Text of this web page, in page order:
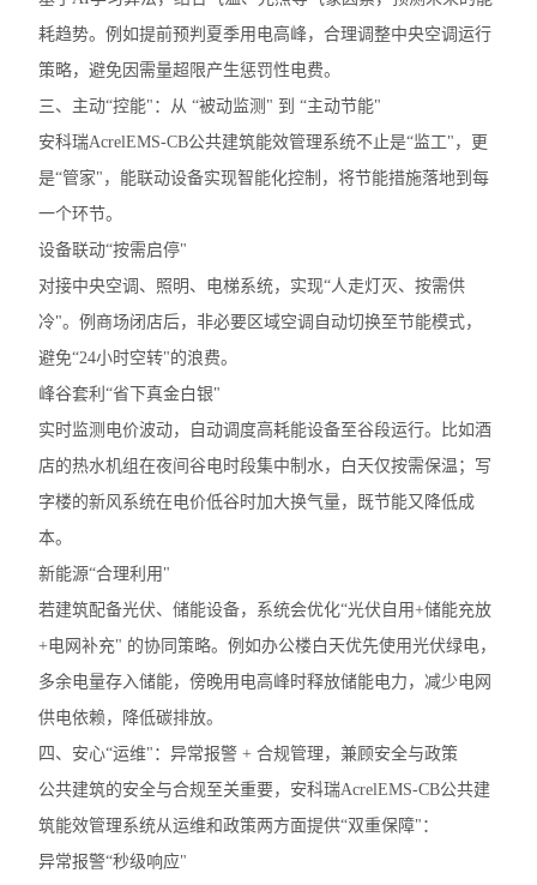
耗趋势。例如提前预判夏季用电高峰，合理调整中央空调运行
策略，避免因需量超限产生惩罚性电费。
三、主动“控能"：从 “被动监测" 到 “主动节能"
安科瑞AcrelEMS-CB公共建筑能效管理系统不止是“监工"，更
是“管家"，能联动设备实现智能化控制，将节能措施落地到每
一个环节。
设备联动“按需启停"
对接中央空调、照明、电梯系统，实现“人走灯灭、按需供
冷"。例商场闭店后，非必要区域空调自动切换至节能模式，
避免“24小时空转"的浪费。
峰谷套利“省下真金白银"
实时监测电价波动，自动调度高耗能设备至谷段运行。比如酒
店的热水机组在夜间谷电时段集中制水，白天仅按需保温；写
字楼的新风系统在电价低谷时加大换气量，既节能又降低成
本。
新能源“合理利用"
若建筑配备光伏、储能设备，系统会优化“光伏自用+储能充放
+电网补充" 的协同策略。例如办公楼白天优先使用光伏绿电，
多余电量存入储能，傍晚用电高峰时释放储能电力，减少电网
供电依赖，降低碳排放。
四、安心“运维"：异常报警 + 合规管理，兼顾安全与政策
公共建筑的安全与合规至关重要，安科瑞AcrelEMS-CB公共建
筑能效管理系统从运维和政策两方面提供“双重保障"：
异常报警“秒级响应"